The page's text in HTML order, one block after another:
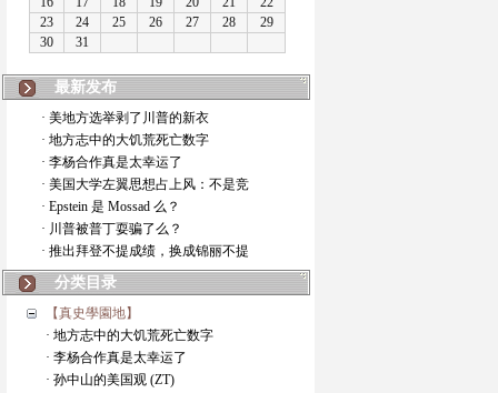
最新发布
· 美地方选举剥了川普的新衣
· 地方志中的大饥荒死亡数字
· 李杨合作真是太幸运了
· 美国大学左翼思想占上风：不是竞
· Epstein 是 Mossad 么？
· 川普被普丁耍骗了么？
· 推出拜登不提成绩，换成锦丽不提
分类目录
【真史學園地】
· 地方志中的大饥荒死亡数字
· 李杨合作真是太幸运了
· 孙中山的美国观 (ZT)